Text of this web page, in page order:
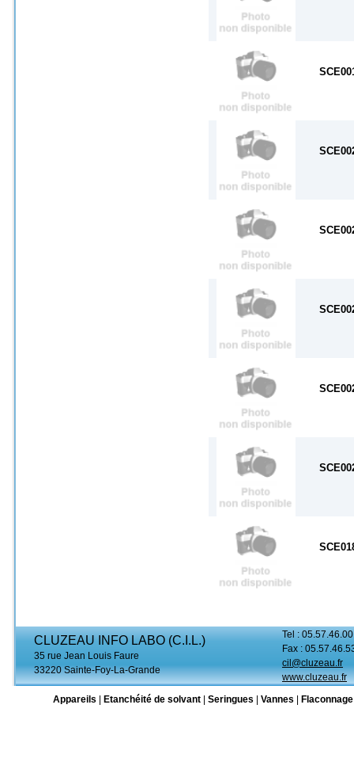
CLUZEAU INFO LABO (C.I.L.)
35 rue Jean Louis Faure
33220 Sainte-Foy-La-Grande
Tel :
Fax :
cil@cluzeau.fr
www.cluzeau.fr
Appareils
Etanchéité de solvant Seringues Vannes Flaconnage